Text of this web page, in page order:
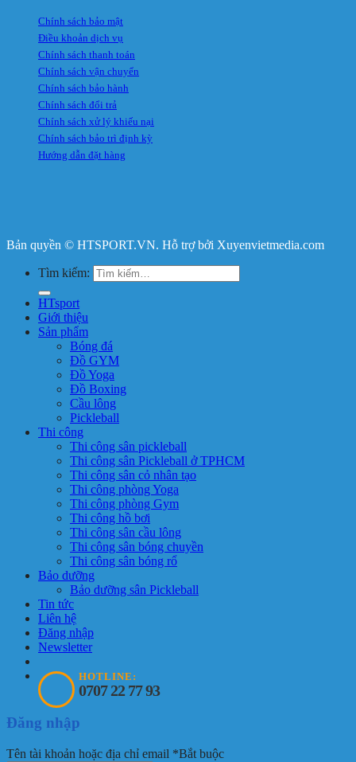
Chính sách bảo mật
Điều khoản dịch vụ
Chính sách thanh toán
Chính sách vận chuyển
Chính sách bảo hành
Chính sách đổi trả
Chính sách xử lý khiếu nại
Chính sách bảo trì định kỳ
Hướng dẫn đặt hàng
Bản quyền © HTSPORT.VN. Hỗ trợ bởi Xuyenvietmedia.com
Tìm kiếm:
HTsport
Giới thiệu
Sản phẩm
Bóng đá
Đồ GYM
Đồ Yoga
Đồ Boxing
Cầu lông
Pickleball
Thi công
Thi công sân pickleball
Thi công sân Pickleball ở TPHCM
Thi công sân cỏ nhân tạo
Thi công phòng Yoga
Thi công phòng Gym
Thi công hồ bơi
Thi công sân cầu lông
Thi công sân bóng chuyền
Thi công sân bóng rổ
Bảo dưỡng
Bảo dưỡng sân Pickleball
Tin tức
Liên hệ
Đăng nhập
Newsletter
HOTLINE:
0707 22 77 93
Đăng nhập
Tên tài khoản hoặc địa chỉ email *Bắt buộc